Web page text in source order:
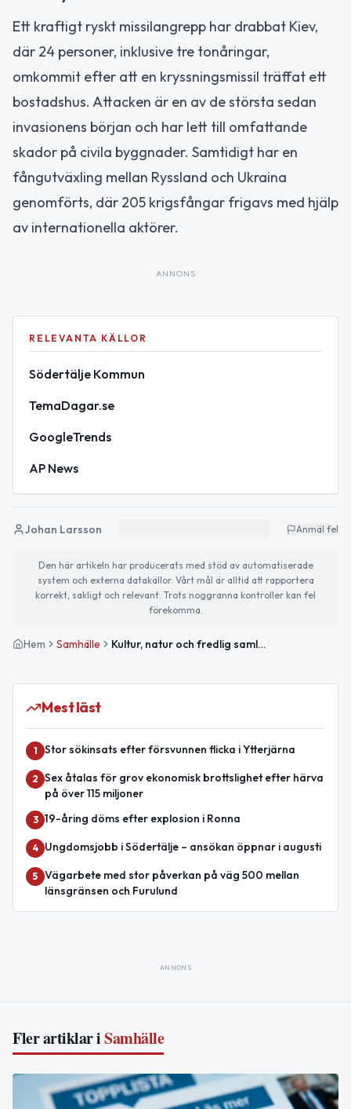
Ett kraftigt ryskt missilangrepp har drabbat Kiev,
där 24 personer, inklusive tre tonåringar,
omkommit efter att en kryssningsmissil träffat ett
bostadshus. Attacken är en av de största sedan
invasionens början och har lett till omfattande
skador på civila byggnader. Samtidigt har en
fångutväxling mellan Ryssland och Ukraina
genomförts, där 205 krigsfångar frigavs med hjälp
av internationella aktörer.
ANNONS
RELEVANTA KÄLLOR
Södertälje Kommun
TemaDagar.se
GoogleTrends
AP News
Johan Larsson Anmäl fel
Den här artikeln har producerats med stöd av automatiserade
system och externa datakällor. Vårt mål är alltid att rapportera
korrekt, sakligt och relevant. Trots noggranna kontroller kan fel
förekomma.
Hem Samhälle Kultur, natur och fredlig samlevnad i fokus denna helg
Mest läst
1 Stor sökinsats efter försvunnen flicka i Ytterjärna
2 Sex åtalas för grov ekonomisk brottslighet efter härva
på över 115 miljoner
3 19-åring döms efter explosion i Ronna
4 Ungdomsjobb i Södertälje – ansökan öppnar i augusti
5 Vägarbete med stor påverkan på väg 500 mellan
länsgränsen och Furulund
ANNONS
Fler artiklar iSamhälle